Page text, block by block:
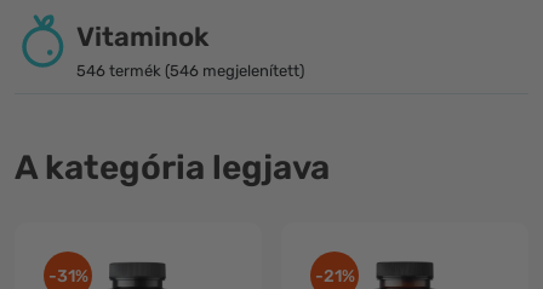
Vitaminok
546 termék (546 megjelenített)
A kategória legjava
-31% -21%